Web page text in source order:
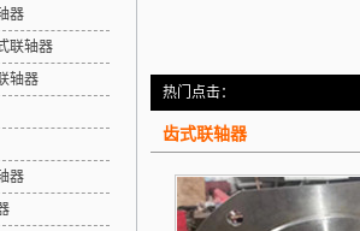
器
联轴器
轴器
器
热门点击：
齿式联轴器